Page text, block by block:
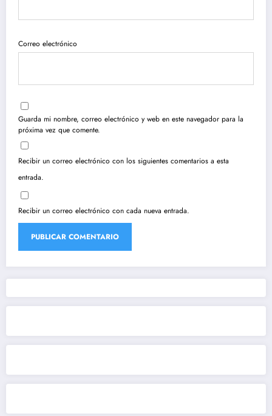
Correo electrónico
Guarda mi nombre, correo electrónico y web en este navegador para la
próxima vez que comente.
Recibir un correo electrónico con los siguientes comentarios a esta
entrada.
Recibir un correo electrónico con cada nueva entrada.